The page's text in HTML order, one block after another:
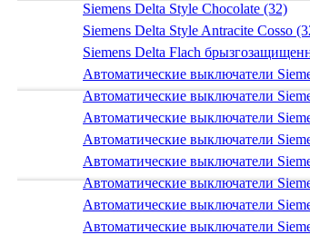
Siemens Delta Style Chocolate (32)
Siemens Delta Style Antracite Cosso
Siemens Delta Flach
Автоматические выключатели
Автоматические выключатели
Автоматические выключатели
Автоматические выключатели
Автоматические выключатели
Автоматические выключатели
Автоматические выключатели
Автоматические выключатели